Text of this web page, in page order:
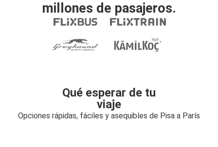
millones de pasajeros.
Qué esperar de tu
viaje
Opciones rápidas, fáciles y asequibles de Pisa a París